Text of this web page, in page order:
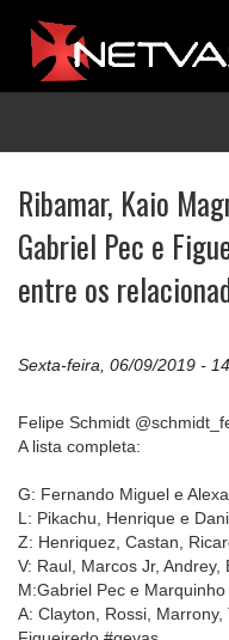
Ribamar, Kaio
Gabriel Pec e
entre os
Sexta-feira, 06/09/2019 -
Felipe Schmidt
A lista completa:
G: Fernando Miguel e
L: Pikachu, Henrique e
Z: Henriquez, Castan,
V: Raul, Marcos Jr,
M:Gabriel Pec e Marquinho
A: Clayton, Rossi,